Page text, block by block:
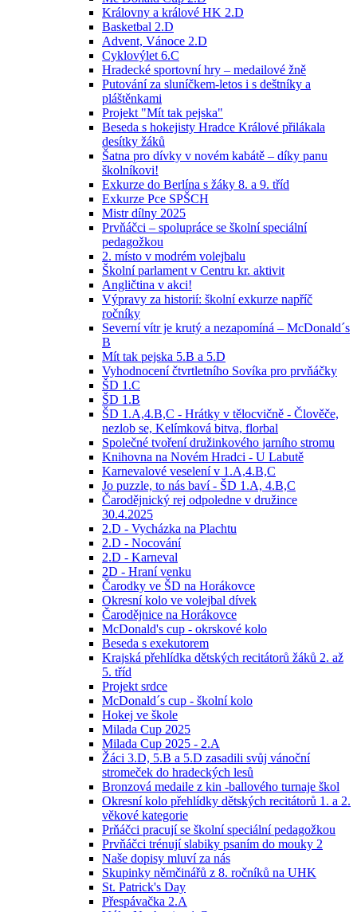
Královny a králové HK 2.D
Basketbal 2.D
Advent, Vánoce 2.D
Cyklovýlet 6.C
Hradecké sportovní hry – medailové žně
Putování za sluníčkem-letos i s deštníky a
pláštěnkami
Projekt "Mít tak pejska"
Beseda s hokejisty Hradce Králové přilákala
desítky žáků
Šatna pro dívky v novém kabátě – díky panu
školníkovi!
Exkurze do Berlína s žáky 8. a 9. tříd
Exkurze Pce SPŠCH
Mistr dílny 2025
Prvňáčci – spolupráce se školní speciální
pedagožkou
2. místo v modrém volejbalu
Školní parlament v Centru kr. aktivit
Angličtina v akci!
Výpravy za historií: školní exkurze napříč
ročníky
Severní vítr je krutý a nezapomíná – McDonald´s
B
Mít tak pejska 5.B a 5.D
Vyhodnocení čtvrtletního Sovíka pro prvňáčky
ŠD 1.C
ŠD 1.B
ŠD 1.A,4.B,C - Hrátky v tělocvičně - Člověče,
nezlob se, Kelímková bitva, florbal
Společné tvoření družinkového jarního stromu
Knihovna na Novém Hradci - U Labutě
Karnevalové veselení v 1.A,4.B,C
Jo puzzle, to nás baví - ŠD 1.A, 4.B,C
Čarodějnický rej odpoledne v družince
30.4.2025
2.D - Vycházka na Plachtu
2.D - Nocování
2.D - Karneval
2D - Hraní venku
Čarodky ve ŠD na Horákovce
Okresní kolo ve volejbal dívek
Čarodějnice na Horákovce
McDonald's cup - okrskové kolo
Beseda s exekutorem
Krajská přehlídka dětských recitátorů žáků 2. až
5. tříd
Projekt srdce
McDonald´s cup - školní kolo
Hokej ve škole
Milada Cup 2025
Milada Cup 2025 - 2.A
Žáci 3.D, 5.B a 5.D zasadili svůj vánoční
stromeček do hradeckých lesů
Bronzová medaile z kin -ballového turnaje škol
Okresní kolo přehlídky dětských recitátorů 1. a 2.
věkové kategorie
Prňáčci pracují se školní speciální pedagožkou
Prvňáčci trénují slabiky psaním do mouky 2
Naše dopisy mluví za nás
Skupinky němčinářů z 8. ročníků na UHK
St. Patrick's Day
Přespávačka 2.A